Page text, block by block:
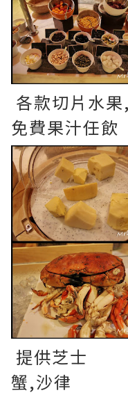
各款切片水
免費果汁任飲
提供芝士
蟹,沙律